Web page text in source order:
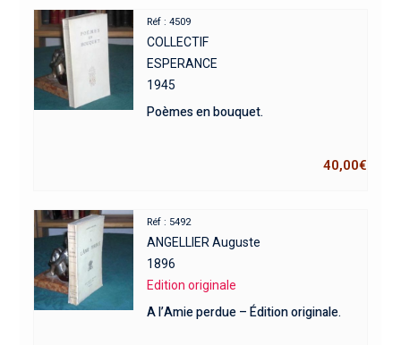
Réf : 4509
COLLECTIF
ESPERANCE
1945
Poèmes en bouquet.
40,00€
Réf : 5492
ANGELLIER Auguste
1896
Edition originale
A l’Amie perdue – Édition originale.